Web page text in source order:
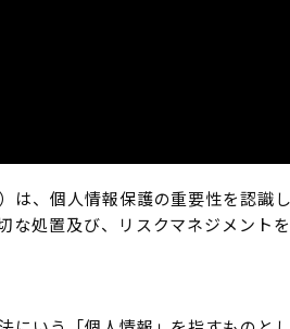
個人情報保護の重要性を認識
な処置及び、リスクマネジメント